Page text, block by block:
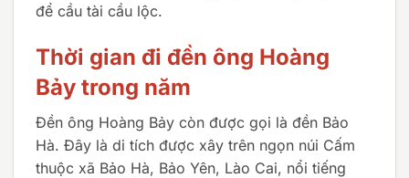
để cầu tài cầu lộc.
Thời gian đi đền ông Hoàng
Bảy trong năm
Đền ông Hoàng Bảy còn được gọi là đền Bảo
Hà. Đây là di tích được xây trên ngọn núi Cấm
thuộc xã Bảo Hà, Bảo Yên, Lào Cai, nổi tiếng